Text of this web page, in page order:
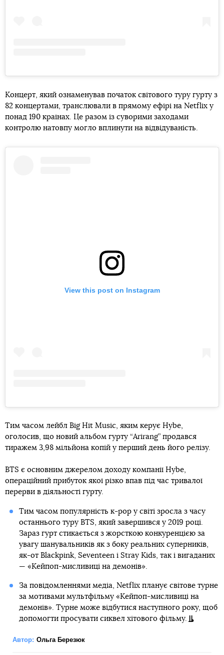
Концерт, який ознаменував початок світового туру гурту з
82 концертами, транслювали в прямому ефірі на Netflix у
понад 190 країнах. Це разом із суворими заходами
контролю натовпу могло вплинути на відвідуваність.
View this post on Instagram
Тим часом лейбл Big Hit Music, яким керує Hybe,
оголосив, що новий альбом гурту “Arirang” продався
тиражем 3,98 мільйона копій у перший день його релізу.
BTS є основним джерелом доходу компанії Hybe,
операційний прибуток якої різко впав під час тривалої
перерви в діяльності гурту.
Тим часом популярність к-pop у світі зросла з часу
останнього туру BTS, який завершився у 2019 році.
Зараз гурт стикається з жорсткою конкуренцією за
увагу шанувальників як з боку реальних суперників,
як-от Blackpink, Seventeen і Stray Kids, так і вигаданих
— «Кейпоп-мисливиці на демонів».
За повідомленнями медіа, Netflix планує світове турне
за мотивами мультфільму «Кейпоп-мисливиці на
демонів». Турне може відбутися наступного року, щоб
допомогти просувати сиквел хітового фільму.
Автор: Ольга Березюк